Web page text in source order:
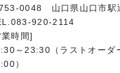
0048 山口県山口市駅
920-2114
業時間
～23:30（ラストオーダ
）